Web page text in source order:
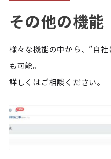
その他の機能
様々な機能の中から、”自
も可能。
詳しくはご相談ください。